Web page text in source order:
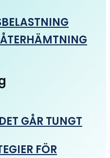
GÅR TUNGT
FÖR